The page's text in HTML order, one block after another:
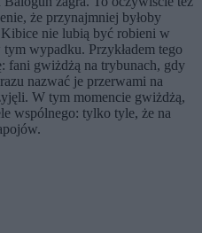
że przynajmniej byłoby
nie lubią być robieni w
wypadku. Przykładem tego
fani gwiżdżą na trybunach, gdy
nazwać je przerwami na
W tym momencie gwiżdżą,
wspólnego: tylko tyle, że na